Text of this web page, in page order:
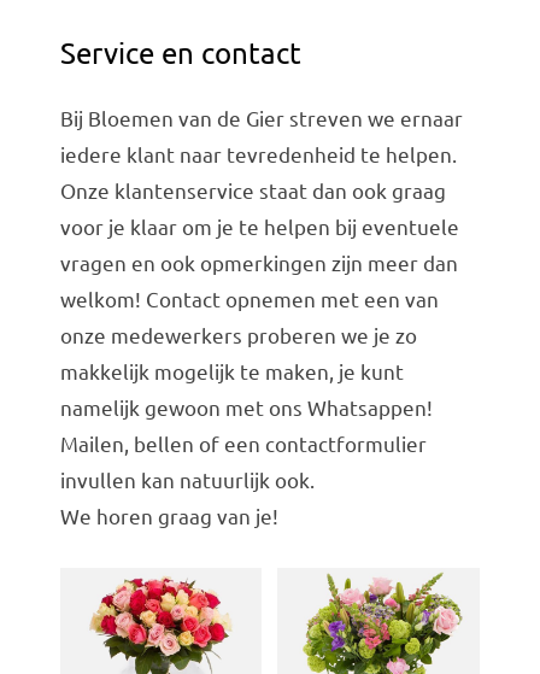
Service en contact
Bij Bloemen van de Gier streven we ernaar
iedere klant naar tevredenheid te helpen.
Onze klantenservice staat dan ook graag
voor je klaar om je te helpen bij eventuele
vragen en ook opmerkingen zijn meer dan
welkom! Contact opnemen met een van
onze medewerkers proberen we je zo
makkelijk mogelijk te maken, je kunt
namelijk gewoon met ons Whatsappen!
Mailen, bellen of een contactformulier
invullen kan natuurlijk ook.
We horen graag van je!